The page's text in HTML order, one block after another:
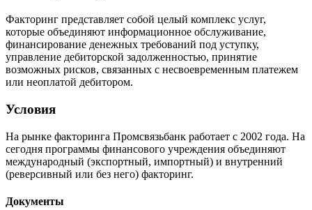
Факторинг представляет собой целый комплекс услуг,
которые объединяют информационное обслуживание,
финансирование денежных требований под уступку,
управление дебиторской задолженностью, принятие
возможных рисков, связанных с несвоевременным платежем
или неоплатой дебитором.
Условия
На рынке факторинга Промсвязьбанк работает с 2002 года. На
сегодня программы финансового учреждения объединяют
международный (экспортный, импортный) и внутренний
(реверсивный или без него) факторинг.
Документы